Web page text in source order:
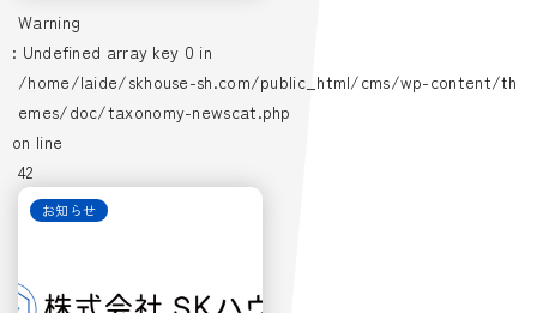
Warning
: Undefined array key 0 in
/home/laide/skhouse-sh.com/public_html/cms/wp-content/th
emes/doc/taxonomy-newscat.php
on line
42
お知らせ